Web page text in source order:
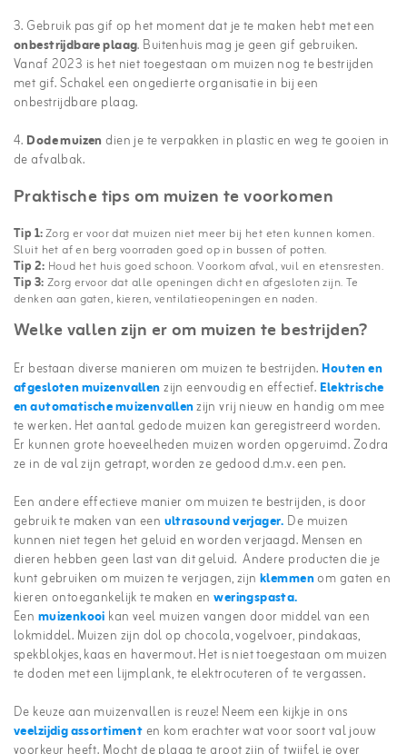
3. Gebruik pas gif op het moment dat je te maken hebt met een
onbestrijdbare plaag. Buitenhuis mag je geen gif gebruiken.
Vanaf 2023 is het niet toegestaan om muizen nog te bestrijden
met gif. Schakel een ongedierte organisatie in bij een
onbestrijdbare plaag.
4. Dode muizendien je te verpakken in plastic en weg te gooien in
de afvalbak.
Praktische tips om muizen te voorkomen
Tip 1:Zorg er voor dat muizen niet meer bij het eten kunnen komen.
Sluit het af en berg voorraden goed op in bussen of potten.
Tip 2: Houd het huis goed schoon. Voorkom afval, vuil en etensresten.
Tip 3:Zorg ervoor dat alle openingen dicht en afgesloten zijn. Te
denken aan gaten, kieren, ventilatieopeningen en naden.
Welke vallen zijn er om muizen te bestrijden?
Er bestaan diverse manieren om muizen te bestrijden.Houten en
afgesloten muizenvallenzijn eenvoudig en effectief.Elektrische
en automatische muizenvallenzijn vrij nieuw en handig om mee
te werken. Het aantal gedode muizen kan geregistreerd worden.
Er kunnen grote hoeveelheden muizen worden opgeruimd. Zodra
ze in de val zijn getrapt, worden ze gedood d.m.v. een pen.
Een andere effectieve manier om muizen te bestrijden, is door
gebruik te maken van een ultrasound verjager. De muizen
kunnen niet tegen het geluid en worden verjaagd. Mensen en
dieren hebben geen last van dit geluid. Andere producten die je
kunt gebruiken om muizen te verjagen, zijnklemmenom gaten en
kieren ontoegankelijk te maken enweringspasta.
Een muizenkooi kan veel muizen vangen door middel van een
lokmiddel. Muizen zijn dol op chocola, vogelvoer, pindakaas,
spekblokjes, kaas en havermout. Het is niet toegestaan om muizen
te doden met een lijmplank, te elektrocuteren of te vergassen.
De keuze aan muizenvallen is reuze! Neem een kijkje in ons
veelzijdig assortimenten kom erachter wat voor soort val jouw